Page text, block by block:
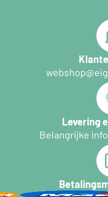
Levering
Belangrijke